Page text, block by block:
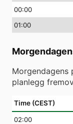
00:00
01:00
planlegg
Time (CEST)
02:00